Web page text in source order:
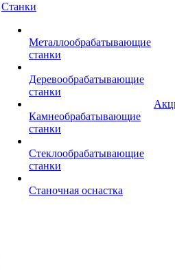
Станки
Металлообрабатывающие
станки
Деревообрабатывающие
станки
Камнеобрабатывающие
станки
Стеклообрабатывающие
станки
Станочная оснастка